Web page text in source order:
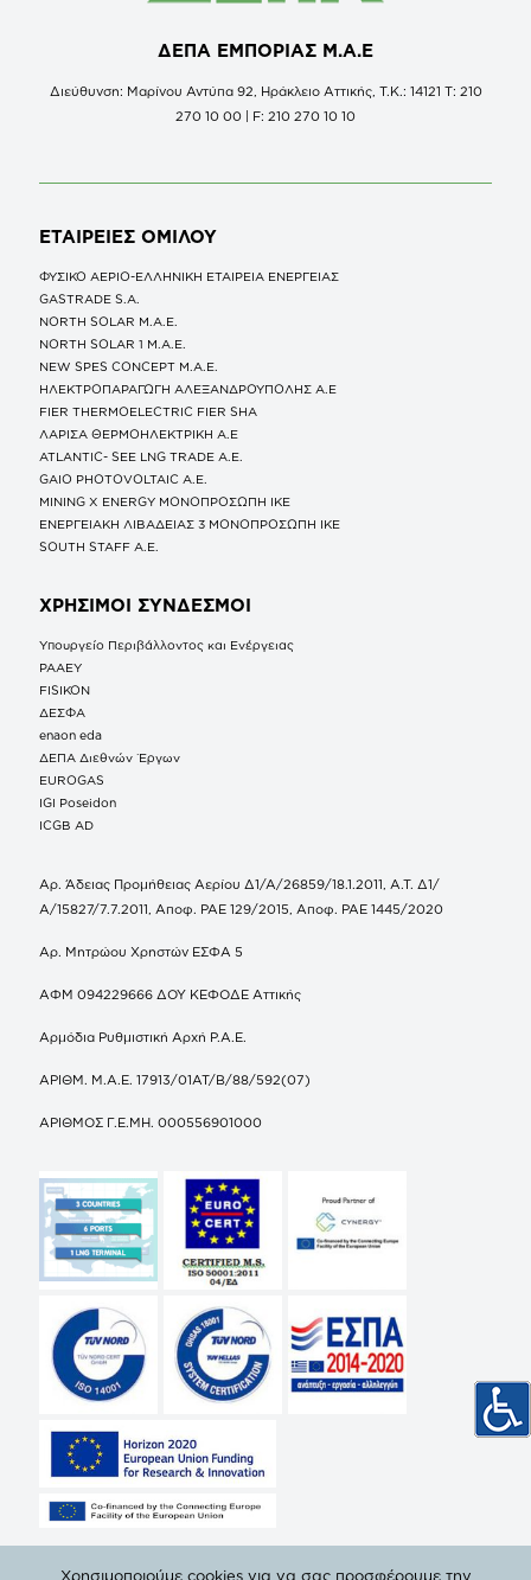
ΔΕΠΑ ΕΜΠΟΡΙΑΣ Μ.Α.Ε
Διεύθυνση: Μαρίνου Αντύπα 92, Ηράκλειο Αττικής, Τ.Κ.: 14121 Τ: 210
270 10 00 | F: 210 270 10 10
ΕΤΑΙΡΕΙΕΣ ΟΜΙΛΟΥ
ΦΥΣΙΚΟ ΑΕΡΙΟ-ΕΛΛΗΝΙΚΗ ΕΤΑΙΡΕΙΑ ΕΝΕΡΓΕΙΑΣ
GASTRADE S.A.
NORTH SOLAR M.Α.Ε.
NORTH SOLAR 1 M.Α.Ε.
NEW SPES CONCEPT Μ.Α.Ε.
ΗΛΕΚΤΡΟΠΑΡΑΓΩΓΗ ΑΛΕΞΑΝΔΡΟΥΠΟΛΗΣ A.E
FIER THERMOELECTRIC FIER SHA
ΛΑΡΙΣΑ ΘΕΡΜΟΗΛΕΚΤΡΙΚΗ A.E
ATLANTIC- SEE LNG TRADE A.E.
GAIO PHOTOVOLTAIC Α.Ε.
MINING X ENERGY ΜΟΝΟΠΡΟΣΩΠΗ ΙΚΕ
ΕΝΕΡΓΕΙΑΚΗ ΛΙΒΑΔΕΙΑΣ 3 ΜΟΝΟΠΡΟΣΩΠΗ ΙΚΕ
SOUTH STAFF Α.Ε.
ΧΡΗΣΙΜΟΙ ΣΥΝΔΕΣΜΟΙ
Υπουργείο Περιβάλλοντος και Ενέργειας
ΡΑΑΕΥ
FISIKON
ΔΕΣΦΑ
enaon eda
ΔΕΠΑ Διεθνών Έργων
EUROGAS
IGI Poseidon
ICGB AD
Αρ. Άδειας Προμήθειας Αερίου Δ1/Α/26859/18.1.2011, Α.Τ. Δ1/
Α/15827/7.7.2011, Αποφ. ΡΑΕ 129/2015, Αποφ. ΡΑΕ 1445/2020
Αρ. Μητρώου Χρηστών ΕΣΦΑ 5
ΑΦΜ 094229666 ΔΟΥ ΚΕΦΟΔΕ Αττικής
Αρμόδια Ρυθμιστική Αρχή Ρ.Α.Ε.
ΑΡΙΘΜ. Μ.Α.Ε. 17913/01ΑΤ/Β/88/592(07)
ΑΡΙΘΜΟΣ Γ.Ε.ΜΗ. 000556901000
Χρησιμοποιούμε cookies για να σας προσφέρουμε την